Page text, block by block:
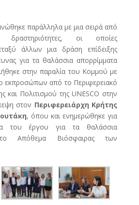
παράλληλα με μια σειρά από
οι οποίες
άλλων μια δράση επίδειξης
για τα θαλάσσια απορρίμματα
στην παραλία του Κομμού με
εκπροσώπων από το Περιφερειακό
και Πολιτισμού της UNESCO στην
στον Περιφερειάρχη Κρήτης
, όπου και ενημερώθηκε για
του έργου για τα θαλάσσια
Απόθεμα Βιόσφαιρας των